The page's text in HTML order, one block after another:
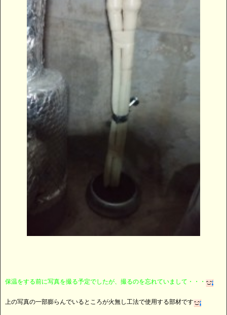
保温をする前に写真を撮る予定でしたが、撮るのを忘れていまして・・・
上の写真の一部膨らんでいるところが火無し工法で使用する部材です